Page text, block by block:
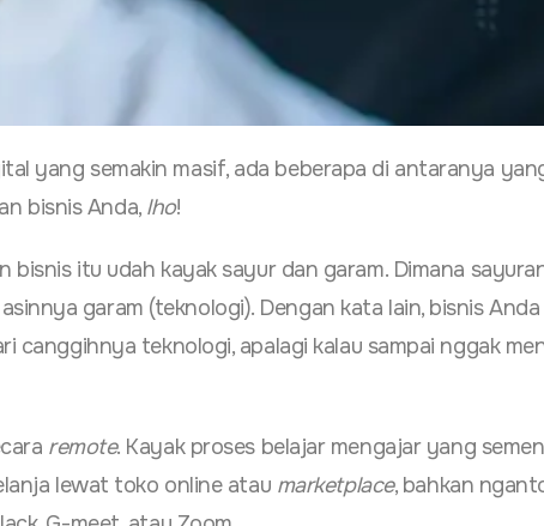
yang semakin masif, ada beberapa di antaranya
bisnis Anda, lho!
bisnis itu udah kayak sayur dan garam. Dimana
garam (teknologi). Dengan kata lain, bisnis
canggihnya teknologi, apalagi kalau sampai nggak
remote. Kayak proses belajar mengajar yang
lewat toko online atau marketplace, bahkan